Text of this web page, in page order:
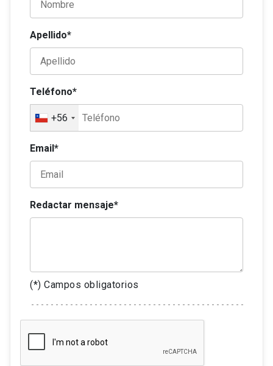
Apellido*
Teléfono*
+56
Email*
Redactar mensaje*
(*) Campos obligatorios